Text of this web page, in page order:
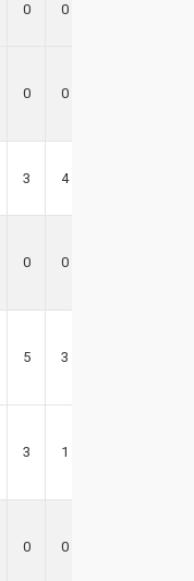
0 0
0 0
3 4
0 0
5 3
3 1
0 0